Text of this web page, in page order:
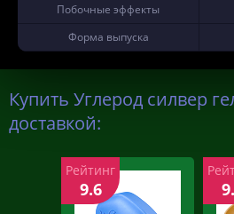
Побочные эффекты
Форма выпуска
Купить Углерод силвер
доставкой:
Рейтинг
9.6